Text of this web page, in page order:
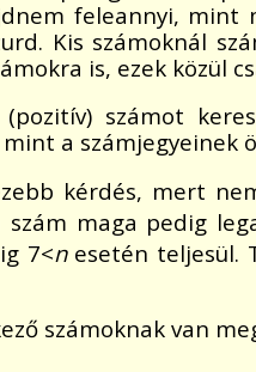
feleannyi,
Kis számoknál
is, ezek közül
számot
a számjegyeinek
kérdés, mert
maga pedig
7<nesetén teljesül.
számoknak van